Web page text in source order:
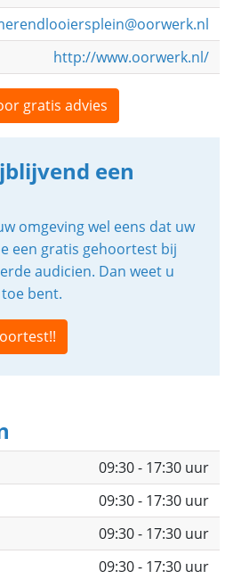
http://www.oorwerk.nl/
gratis advies
een
omgeving wel eens dat uw
een gratis gehoortest bij
audicien. Dan weet u
bent.
09:30 - 17:30 uur
09:30 - 17:30 uur
09:30 - 17:30 uur
09:30 - 17:30 uur